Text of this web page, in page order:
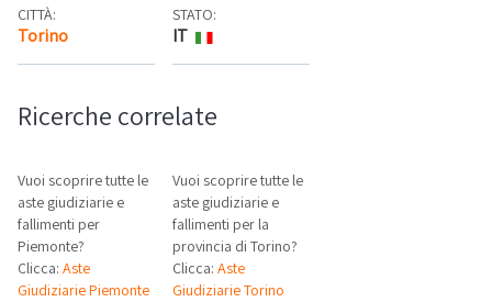
CITTÀ:
Torino Mappa
STATO:
IT
Ricerche correlate
Vuoi scoprire tutte le
aste giudiziarie e
fallimenti per
Piemonte?
Clicca: Aste
Giudiziarie Piemonte
Vuoi scoprire tutte le
aste giudiziarie e
fallimenti per la
provincia di Torino?
Clicca:Aste
Giudiziarie Torino